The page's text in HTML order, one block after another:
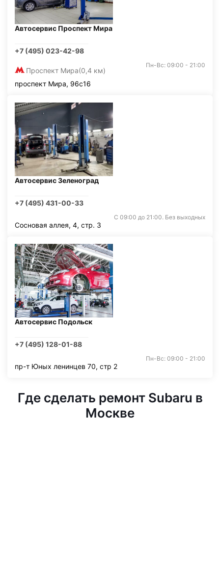
Автосервис Проспект Мира
+7 (495) 023-42-98
Проспект Мира(0,4 км)
Пн-Вс: 09:00 - 21:00
проспект Мира, 96с16
Автосервис Зеленоград
+7 (495) 431-00-33
С 09:00 до 21:00. Без выходных
Сосновая аллея, 4, стр. 3
Автосервис Подольск
+7 (495) 128-01-88
Пн-Вс: 09:00 - 21:00
пр-т Юных ленинцев 70, стр 2
Где сделать ремонт Subaru в
Москве